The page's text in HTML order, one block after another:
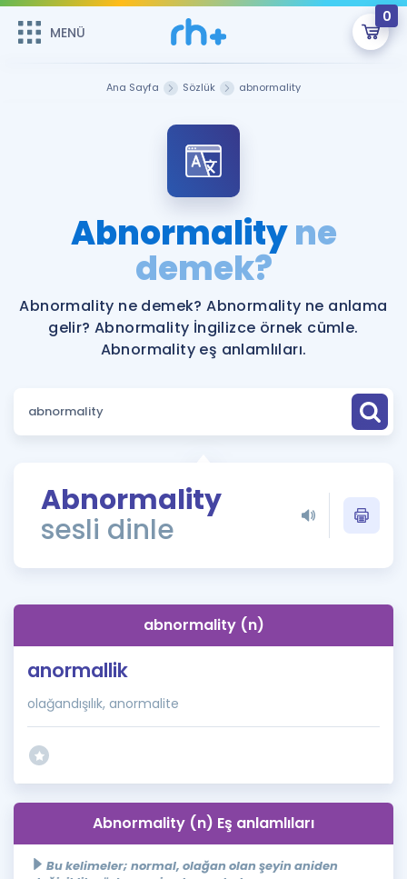
MENÜ
0
Şifremi Hatırlamıyorum
Sepetin Şu An Boş.
Remzi Hoca ile seni sınava hazırlayacak onlarca eğitim seni
bekliyor!
MENÜ
Katılımcı Görüşleri
Faydalı Araçlar
Ücretsiz Kaynaklar
Puan Hesaplama
ÖSYM Sınav Takvimi
Kampanyalar
İngilizce Gramer
İngilizce Gramer
Ana Sayfa Sözlük abnormality
Abnormalityne
demek?
Abnormality ne demek? Abnormality ne anlama
gelir? Abnormality İngilizce örnek cümle.
Abnormality eş anlamlıları.
Abnormality
sesli dinle
abnormality (n)
anormallik
olağandışılık, anormalite
Abnormality (n) Eş anlamlıları
Bu kelimeler; normal, olağan olan şeyin aniden